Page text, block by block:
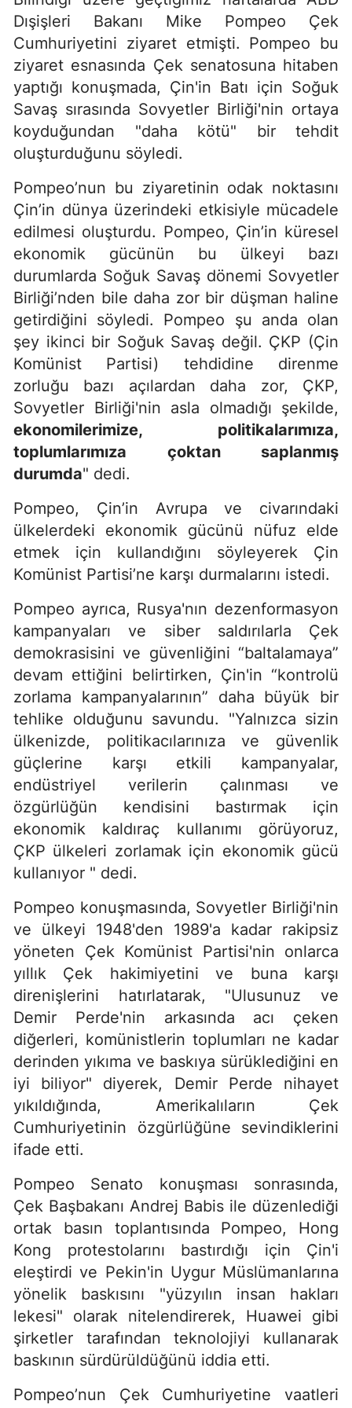
Dışişleri Bakanı Mike Pompeo Çek
Cumhuriyetini ziyaret etmişti. Pompeo bu
ziyaret esnasında Çek senatosuna hitaben
yaptığı konuşmada, Çin'in Batı için Soğuk
Savaş sırasında Sovyetler Birliği'nin ortaya
koyduğundan "daha kötü" bir tehdit
oluşturduğunu söyledi.
Pompeo’nun bu ziyaretinin odak noktasını
Çin’in dünya üzerindeki etkisiyle mücadele
edilmesi oluşturdu. Pompeo, Çin’in küresel
ekonomik gücünün bu ülkeyi bazı
durumlarda Soğuk Savaş dönemi Sovyetler
Birliği’nden bile daha zor bir düşman haline
getirdiğini söyledi. Pompeo şu anda olan
şey ikinci bir Soğuk Savaş değil. ÇKP (Çin
Komünist Partisi) tehdidine direnme
zorluğu bazı açılardan daha zor, ÇKP,
Sovyetler Birliği'nin asla olmadığı şekilde,
ekonomilerimize, politikalarımıza,
toplumlarımıza çoktan saplanmış
durumda" dedi.
Pompeo, Çin’in Avrupa ve civarındaki
ülkelerdeki ekonomik gücünü nüfuz elde
etmek için kullandığını söyleyerek Çin
Komünist Partisi’ne karşı durmalarını istedi.
Pompeo ayrıca, Rusya'nın dezenformasyon
kampanyaları ve siber saldırılarla Çek
demokrasisini ve güvenliğini “baltalamaya”
devam ettiğini belirtirken, Çin'in “kontrolü
zorlama kampanyalarının” daha büyük bir
tehlike olduğunu savundu. "Yalnızca sizin
ülkenizde, politikacılarınıza ve güvenlik
güçlerine karşı etkili kampanyalar,
endüstriyel verilerin çalınması ve
özgürlüğün kendisini bastırmak için
ekonomik kaldıraç kullanımı görüyoruz,
ÇKP ülkeleri zorlamak için ekonomik gücü
kullanıyor " dedi.
Pompeo konuşmasında, Sovyetler Birliği'nin
ve ülkeyi 1948'den 1989'a kadar rakipsiz
yöneten Çek Komünist Partisi'nin onlarca
yıllık Çek hakimiyetini ve buna karşı
direnişlerini hatırlatarak, "Ulusunuz ve
Demir Perde'nin arkasında acı çeken
diğerleri, komünistlerin toplumları ne kadar
derinden yıkıma ve baskıya sürüklediğini en
iyi biliyor" diyerek, Demir Perde nihayet
yıkıldığında, Amerikalıların Çek
Cumhuriyetinin özgürlüğüne sevindiklerini
ifade etti.
Pompeo Senato konuşması sonrasında,
Çek Başbakanı Andrej Babis ile düzenlediği
ortak basın toplantısında Pompeo, Hong
Kong protestolarını bastırdığı için Çin'i
eleştirdi ve Pekin'in Uygur Müslümanlarına
yönelik baskısını "yüzyılın insan hakları
lekesi" olarak nitelendirerek, Huawei gibi
şirketler tarafından teknolojiyi kullanarak
baskının sürdürüldüğünü iddia etti.
Pompeo’nun Çek Cumhuriyetine vaatleri